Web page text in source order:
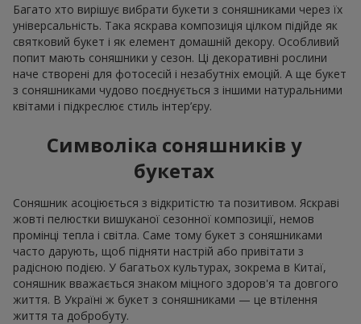
Багато хто вирішує вибрати букети з соняшниками через їх
універсальність. Така яскрава композиція цілком підійде як
святковий букет і як елемент домашній декору. Особливий
попит мають соняшники у сезон. Ці декоративні рослини
наче створені для фотосесій і незабутніх емоцій. А ще букет
з соняшниками чудово поєднується з іншими натуральними
квітами і підкреслює стиль інтер’єру.
Символіка соняшників у
букетах
Соняшник асоціюється з відкритістю та позитивом. Яскраві
жовті пелюстки вишуканої сезонної композиції, немов
промінці тепла і світла. Саме тому букет з соняшниками
часто дарують, щоб підняти настрій або привітати з
радісною подією. У багатьох культурах, зокрема в Китаї,
соняшник вважається знаком міцного здоров'я та довгого
життя. В Україні ж букет з соняшниками — це втілення
життя та добробуту.